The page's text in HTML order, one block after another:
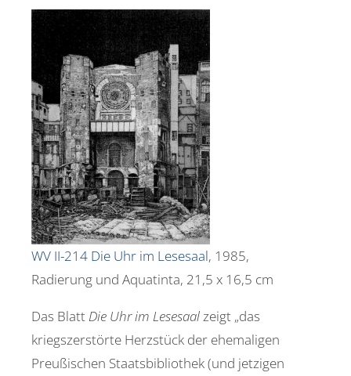
WV II-214 Die Uhr im Lesesaal, 1985,
Radierung und Aquatinta, 21,5 x 16,5 cm
Das Blatt Die Uhr im Lesesaal zeigt „das
kriegszerstörte Herzstück der ehemaligen
Preußischen Staatsbibliothek (und jetzigen